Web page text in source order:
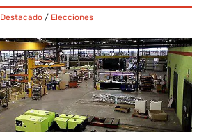
Destacado / Elecciones